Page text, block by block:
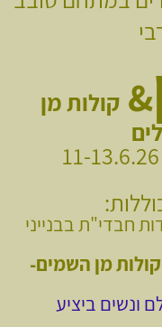
&קולות מן
חבדי"ת בבנייני
קולות מן השמים-
ונשים ביציע